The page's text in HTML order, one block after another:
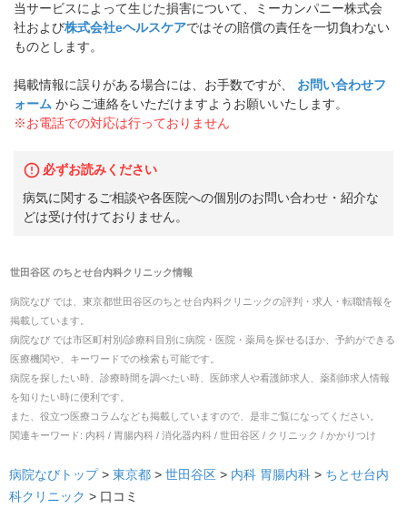
当サービスによって生じた損害について、ミーカンパニー株式会
社および株式会社eヘルスケアではその賠償の責任を一切負わない
ものとします。
掲載情報に誤りがある場合には、お手数ですが、
お問い合わせフ
ォーム からご連絡をいただけますようお願いいたします。
※お電話での対応は行っておりません
必ずお読みください
病気に関するご相談や各医院への個別のお問い合わせ・紹介な
どは受け付けておりません。
世田谷区 のちとせ台内科クリニック情報
病院なび では、 東京都世田谷区のちとせ台内科クリニックの評判・求人・転職情報を
掲載しています。
病院なび では市区町村別/診療科目別に病院・医院・薬局を探せるほか、予約ができる
医療機関や、キーワードでの検索も可能です。
病院を探したい時、診療時間を調べたい時、医師求人や看護師求人、薬剤師求人情報
を知りたい時に便利です。
また、役立つ医療コラムなども掲載していますので、是非ご覧になってください。
関連キーワード: 内科 / 胃腸内科 / 消化器内科 / 世田谷区 / クリニック / かかりつけ
病院なびトップ > 東京都 > 世田谷区 > 内科 胃腸内科 > ちとせ台内
科クリニック > 口コミ